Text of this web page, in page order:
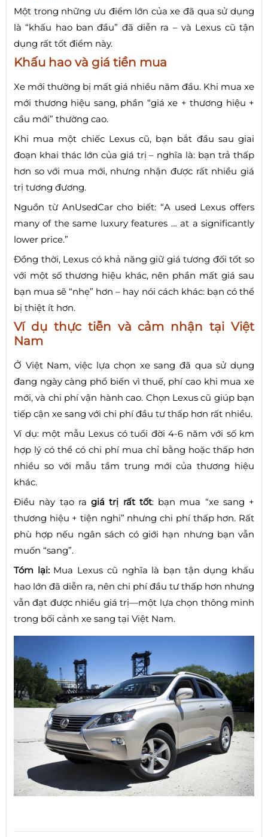
Một trong những ưu điểm lớn của xe đã qua sử dụng
là “khấu hao ban đầu” đã diễn ra – và Lexus cũ tận
dụng rất tốt điểm này.
Khấu hao và giá tiền mua
Xe mới thường bị mất giá nhiều năm đầu. Khi mua xe
mới thương hiệu sang, phần “giá xe + thương hiệu +
cầu mới” thường cao.
Khi mua một chiếc Lexus cũ, bạn bắt đầu sau giai
đoạn khai thác lớn của giá trị – nghĩa là: bạn trả thấp
hơn so với mua mới, nhưng nhận được rất nhiều giá
trị tương đương.
Nguồn từ AnUsedCar cho biết: “A used Lexus offers
many of the same luxury features … at a significantly
lower price.”
Đồng thời, Lexus có khả năng giữ giá tương đối tốt so
với một số thương hiệu khác, nên phần mất giá sau
bạn mua sẽ “nhẹ” hơn – hay nói cách khác: bạn có thể
bị thiệt ít hơn.
Ví dụ thực tiễn và cảm nhận tại Việt
Nam
Ở Việt Nam, việc lựa chọn xe sang đã qua sử dụng
đang ngày càng phổ biến vì thuế, phí cao khi mua xe
mới, và chi phí vận hành cao. Chọn Lexus cũ giúp bạn
tiếp cận xe sang với chi phí đầu tư thấp hơn rất nhiều.
Ví dụ: một mẫu Lexus có tuổi đời 4-6 năm với số km
hợp lý có thể có chi phí mua chỉ bằng hoặc thấp hơn
nhiều so với mẫu tầm trung mới của thương hiệu
khác.
Điều này tạo ra giá trị rất tốt: bạn mua “xe sang +
thương hiệu + tiện nghi” nhưng chi phí thấp hơn. Rất
phù hợp nếu ngân sách có giới hạn nhưng bạn vẫn
muốn “sang”.
Tóm lại:Mua Lexus cũ nghĩa là bạn tận dụng khấu
hao lớn đã diễn ra, nên chi phí đầu tư thấp hơn nhưng
vẫn đạt được nhiều giá trị—một lựa chọn thông minh
trong bối cảnh xe sang tại Việt Nam.